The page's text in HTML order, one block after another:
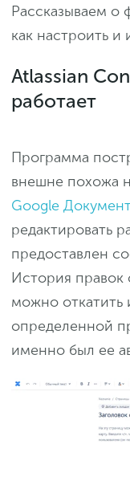
Рассказываем о
как настроить и
Atlassian
работает
Программа
внешне похожа
Google
редактировать
предоставлен
История правок
можно откатить
определенной
именно был ее